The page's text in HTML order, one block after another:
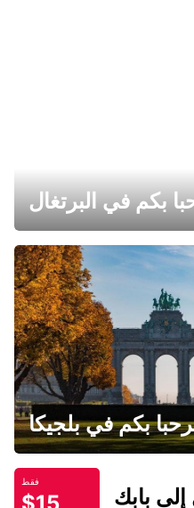
بكم في البرتغال
بكم في بلجيكا
فقط
بابك